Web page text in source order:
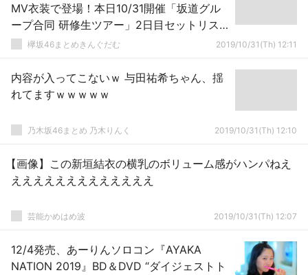
MV衣装で登場！本日10/31開催「坂道グル
ープ合同 研修生ツアー」2日目セットリス
トが一部変化
欅坂46まとめきんぐだむ 2019/10/31(Th) 12:11
内容が入ってこないｗ 与田祐希ちゃん、揺
れてますｗｗｗｗｗ
乃木坂46まとめ 乃木りんく 2019/10/31(Th) 12:10
【画像】この新垣結衣の横乳のボリューム感がハンパねえ
えええええええええええええ
芸能かめはめ波 2019/10/31(Th) 12:07
12/4発売、あーりんソロコン『AYAKA
NATION 2019』BD＆DVD “ダイジェストト